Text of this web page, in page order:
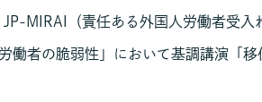
MIRAI（責任ある外国人労働者受
働者の脆弱性」において基調講演「